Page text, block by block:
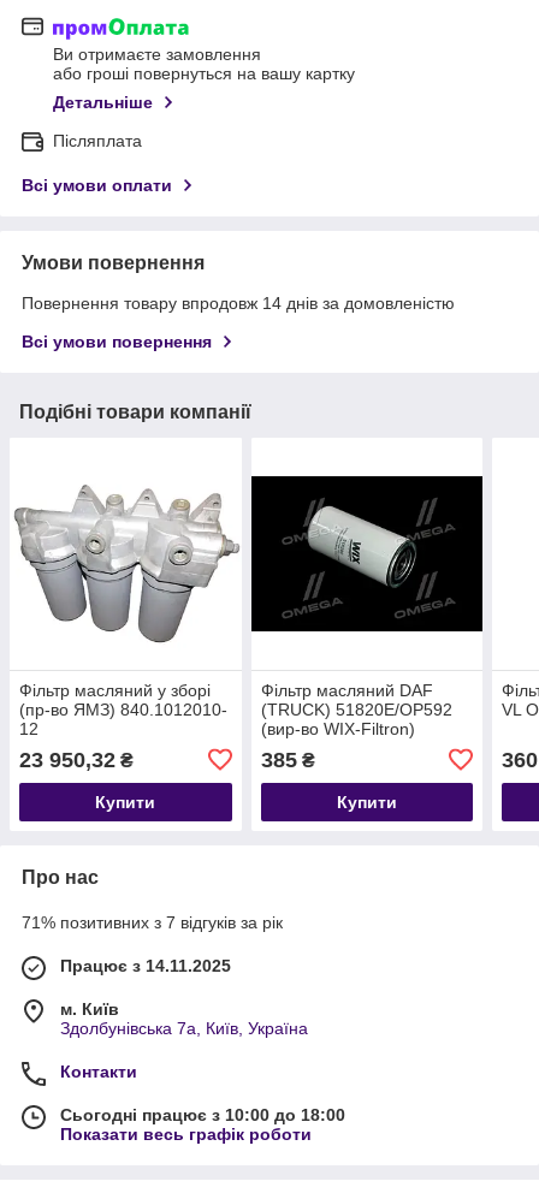
Ви отримаєте замовлення
або гроші повернуться на вашу картку
Детальніше
Післяплата
Всі умови оплати
Умови повернення
Повернення товару впродовж 14 днів за домовленістю
Всі умови повернення
Подібні товари компанії
Фільтр масляний у зборі
(пр-во ЯМЗ) 840.1012010-
12
23 950,32 ₴
Купити
Фільтр масляний DAF
(TRUCK) 51820E/OP592
(вир-во WIX-Filtron)
385₴
Купити
VL
360
Про нас
71% позитивних з 7 відгуків за рік
Працює з 14.11.2025
м. Київ
Здолбунівська 7а, Київ, Україна
Контакти
Сьогодні працює з 10:00 до 18:00
Показати весь графік роботи